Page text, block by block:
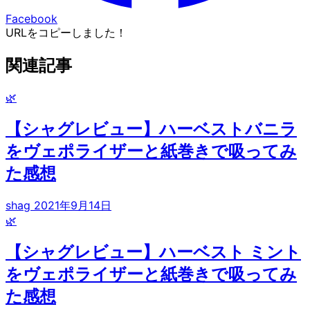
Facebook
URLをコピーしました！
関連記事
🌿
【シャグレビュー】ハーベストバニラ
をヴェポライザーと紙巻きで吸ってみ
た感想
shag 2021年9月14日
🌿
【シャグレビュー】ハーベスト ミント
をヴェポライザーと紙巻きで吸ってみ
た感想